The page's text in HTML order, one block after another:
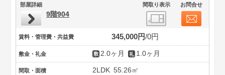
部屋詳細 間取り表示 お問合せ
9階904
賃料・管理費・共益費 345,000円 0円
敷金・礼金 2.0ヶ月 1.0ヶ月
間取・面積 2LDK 55.26㎡